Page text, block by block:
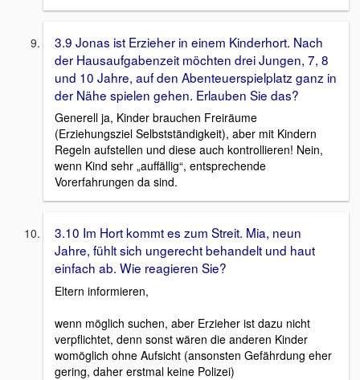
3.9 Jonas ist Erzieher in einem Kinderhort. Nach
der Hausaufgabenzeit möchten drei Jungen, 7, 8
und 10 Jahre, auf den Abenteuerspielplatz ganz in
der Nähe spielen gehen. Erlauben Sie das?
Generell ja, Kinder brauchen Freiräume
(Erziehungsziel Selbstständigkeit), aber mit Kindern
Regeln aufstellen und diese auch kontrollieren! Nein,
wenn Kind sehr „auffällig“, entsprechende
Vorerfahrungen da sind.
3.10 Im Hort kommt es zum Streit. Mia, neun
Jahre, fühlt sich ungerecht behandelt und haut
einfach ab. Wie reagieren Sie?
Eltern informieren,
wenn möglich suchen, aber Erzieher ist dazu nicht
verpflichtet, denn sonst wären die anderen Kinder
womöglich ohne Aufsicht (ansonsten Gefährdung eher
gering, daher erstmal keine Polizei)